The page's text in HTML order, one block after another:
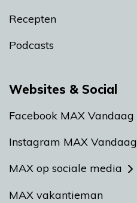
Recepten
Podcasts
Websites & Social
Facebook MAX Vandaag
Instagram MAX Vandaag
MAX op sociale media
MAX vakantieman